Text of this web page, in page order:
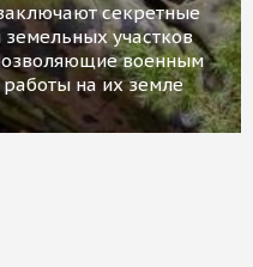
секретные
участков
военным
на их земле